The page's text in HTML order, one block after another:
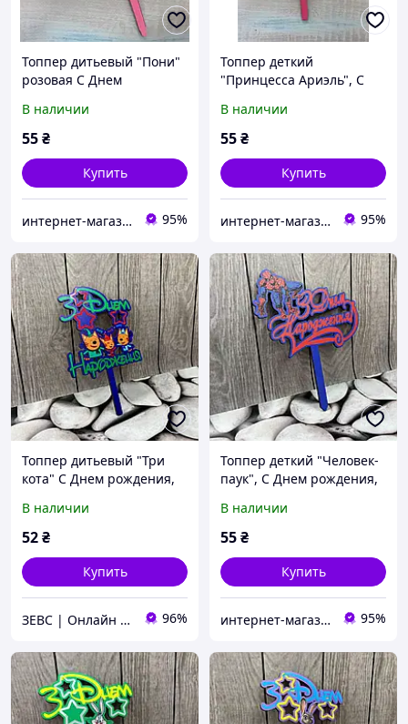
Топпер дитьевый "Пони"
розовая С Днем
уп. 18*14см
В наличии
55₴
Купить
интернет-магазин "Русалочка" 95%
Топпер деткий
"Принцесса Ариэль", С
деревянный, уп. 18*14см
В наличии
55₴
Купить
интернет-магазин "Русалочка" 95%
Топпер дитьевый "Три
кота" С Днем рождения,
В наличии
52₴
Купить
ЗЕВС | Онлайн Гипермаркет 96%
Топпер деткий "Человек-
паук", С Днем рождения,
В наличии
55₴
Купить
интернет-магазин "Русалочка" 95%